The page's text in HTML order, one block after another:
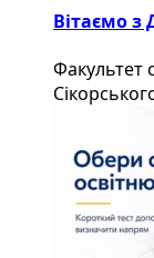
Вітаємо
Факультет